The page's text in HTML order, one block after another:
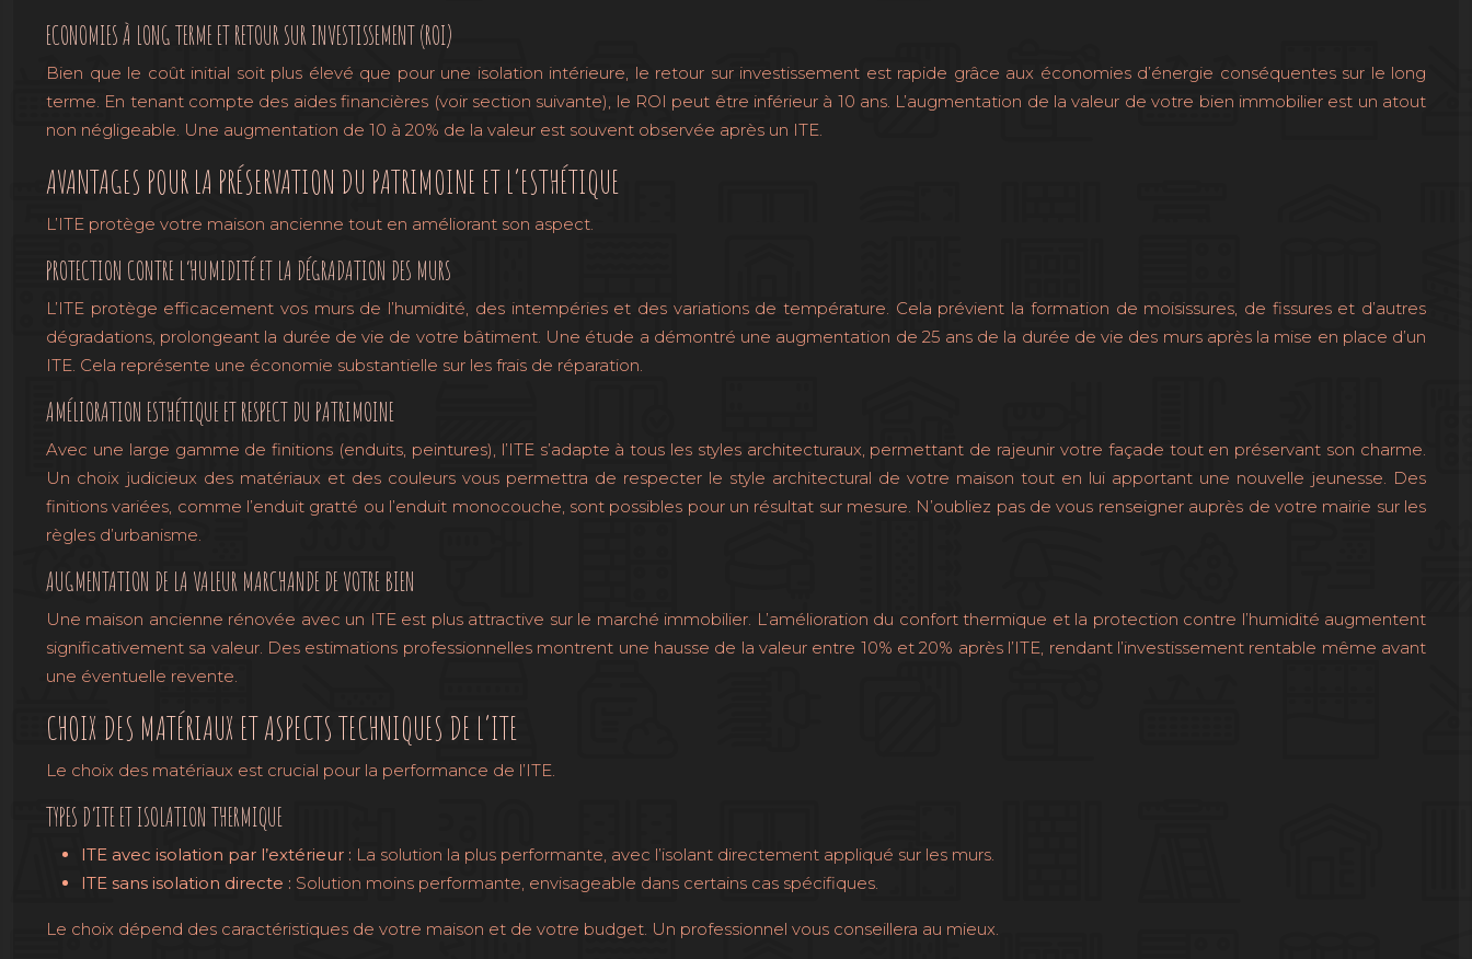
ECONOMIES À LONG TERME ET RETOUR SUR INVESTISSEMENT (ROI)
Bien que le coût initial soit plus élevé que pour une isolation intérieure, le retour sur investissement est rapide grâce aux économies d’énergie conséquentes sur le long
terme. En tenant compte des aides financières (voir section suivante), le ROI peut être inférieur à 10 ans. L’augmentation de la valeur de votre bien immobilier est un atout
non négligeable. Une augmentation de 10 à 20% de la valeur est souvent observée après un ITE.
AVANTAGES POUR LA PRÉSERVATION DU PATRIMOINE ET L’ESTHÉTIQUE
L’ITE protège votre maison ancienne tout en améliorant son aspect.
PROTECTION CONTRE L’HUMIDITÉ ET LA DÉGRADATION DES MURS
L’ITE protège efficacement vos murs de l’humidité, des intempéries et des variations de température. Cela prévient la formation de moisissures, de fissures et d’autres
dégradations, prolongeant la durée de vie de votre bâtiment. Une étude a démontré une augmentation de 25 ans de la durée de vie des murs après la mise en place d’un
ITE. Cela représente une économie substantielle sur les frais de réparation.
AMÉLIORATION ESTHÉTIQUE ET RESPECT DU PATRIMOINE
Avec une large gamme de finitions (enduits, peintures), l’ITE s’adapte à tous les styles architecturaux, permettant de rajeunir votre façade tout en préservant son charme.
Un choix judicieux des matériaux et des couleurs vous permettra de respecter le style architectural de votre maison tout en lui apportant une nouvelle jeunesse. Des
finitions variées, comme l’enduit gratté ou l’enduit monocouche, sont possibles pour un résultat sur mesure. N’oubliez pas de vous renseigner auprès de votre mairie sur les
règles d’urbanisme.
AUGMENTATION DE LA VALEUR MARCHANDE DE VOTRE BIEN
Une maison ancienne rénovée avec un ITE est plus attractive sur le marché immobilier. L’amélioration du confort thermique et la protection contre l’humidité augmentent
significativement sa valeur. Des estimations professionnelles montrent une hausse de la valeur entre 10% et 20% après l’ITE, rendant l’investissement rentable même avant
une éventuelle revente.
CHOIX DES MATÉRIAUX ET ASPECTS TECHNIQUES DE L’ITE
Le choix des matériaux est crucial pour la performance de l’ITE.
TYPES D’ITE ET ISOLATION THERMIQUE
ITE avec isolation par l’extérieur : La solution la plus performante, avec l’isolant directement appliqué sur les murs.
ITE sans isolation directe : Solution moins performante, envisageable dans certains cas spécifiques.
Le choix dépend des caractéristiques de votre maison et de votre budget. Un professionnel vous conseillera au mieux.